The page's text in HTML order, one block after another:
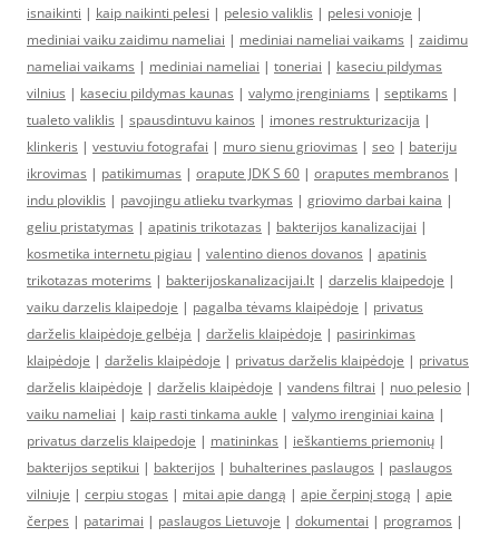
isnaikinti | kaip naikinti pelesi | pelesio valiklis | pelesi vonioje |
mediniai vaiku zaidimu nameliai | mediniai nameliai vaikams | zaidimu
nameliai vaikams | mediniai nameliai | toneriai | kaseciu pildymas
vilnius | kaseciu pildymas kaunas | valymo įrenginiams | septikams |
tualeto valiklis | spausdintuvu kainos | imones restrukturizacija |
klinkeris | vestuviu fotografai | muro sienu griovimas | seo | bateriju
ikrovimas | patikimumas | orapute JDK S 60 | oraputes membranos |
indu ploviklis | pavojingu atlieku tvarkymas | griovimo darbai kaina |
geliu pristatymas | apatinis trikotazas | bakterijos kanalizacijai |
kosmetika internetu pigiau | valentino dienos dovanos | apatinis
trikotazas moterims | bakterijoskanalizacijai.lt | darzelis klaipedoje |
vaiku darzelis klaipedoje | pagalba tėvams klaipėdoje | privatus
darželis klaipėdoje gelbėja | darželis klaipėdoje | pasirinkimas
klaipėdoje | darželis klaipėdoje | privatus darželis klaipėdoje | privatus
darželis klaipėdoje | darželis klaipėdoje | vandens filtrai | nuo pelesio |
vaiku nameliai | kaip rasti tinkama aukle | valymo irenginiai kaina |
privatus darzelis klaipedoje | matininkas | ieškantiems priemonių |
bakterijos septikui | bakterijos | buhalterines paslaugos | paslaugos
vilniuje | cerpiu stogas | mitai apie dangą | apie čerpinį stogą | apie
čerpes | patarimai | paslaugos Lietuvoje | dokumentai | programos |